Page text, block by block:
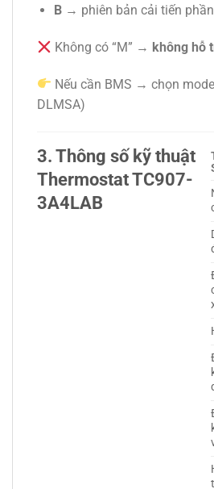
B→ phiên bản cải tiến
Không có “M” → không hỗ
Nếu cần BMS → chọn
DLMSA)
3. Thông số kỹ thuật
Thermostat TC907-
3A4LAB